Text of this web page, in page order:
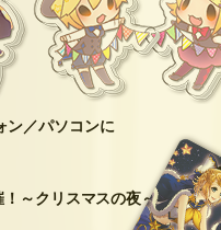
／パソコンに
～クリスマスの夜～